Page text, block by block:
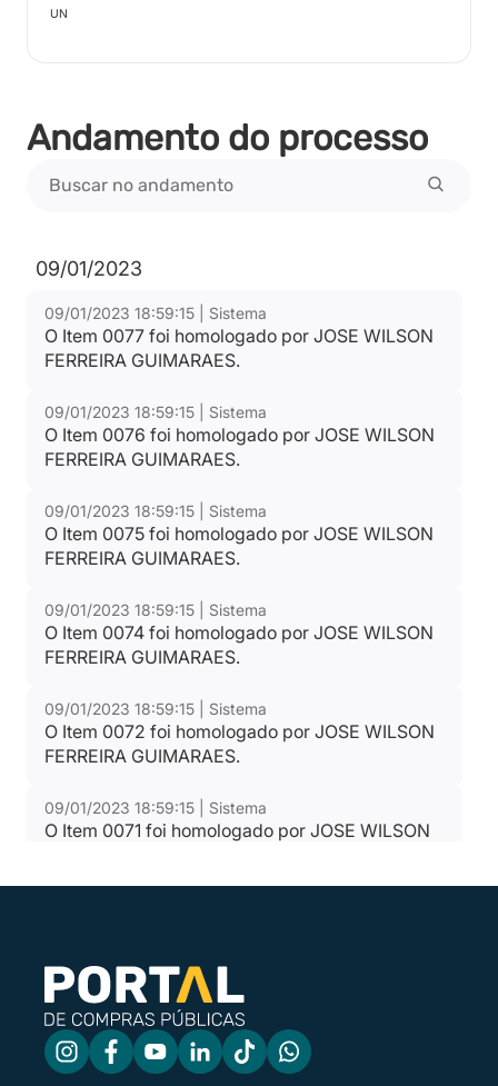
UN
Andamento do processo
09/01/2023
09/01/2023 18:59:15 | Sistema
O Item 0077 foi homologado por JOSE WILSON
FERREIRA GUIMARAES.
09/01/2023 18:59:15 | Sistema
O Item 0076 foi homologado por JOSE WILSON
FERREIRA GUIMARAES.
09/01/2023 18:59:15 | Sistema
O Item 0075 foi homologado por JOSE WILSON
FERREIRA GUIMARAES.
09/01/2023 18:59:15 | Sistema
O Item 0074 foi homologado por JOSE WILSON
FERREIRA GUIMARAES.
09/01/2023 18:59:15 | Sistema
O Item 0072 foi homologado por JOSE WILSON
FERREIRA GUIMARAES.
09/01/2023 18:59:15 | Sistema
O Item 0071 foi homologado por JOSE WILSON
09/01/2023 18:59:15 | Sistema
O Item 0069 foi homologado por JOSE WILSON
FERREIRA GUIMARAES.